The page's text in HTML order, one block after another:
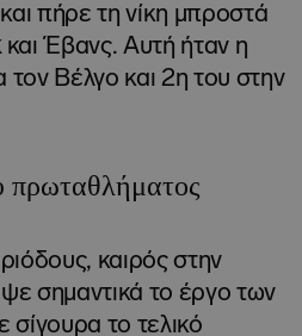
πήρε τη νίκη μπροστά
και Έβανς. Αυτή ήταν η
τον Βέλγο και 2η του στην
πρωταθλήματος
καιρός στην
σημαντικά το έργο των
το τελικό